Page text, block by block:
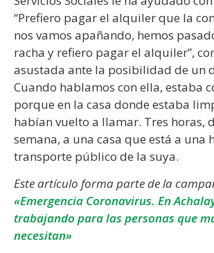
“Prefiero pagar el alquiler que la
nos vamos apañando, hemos
racha y refiero pagar el alquiler”,
asustada ante la posibilidad de un
Cuando hablamos con ella, estaba
porque en la casa donde estaba
habían vuelto a llamar. Tres horas,
semana, a una casa que está a una
transporte público de la suya.
Este artículo forma parte de la
«Emergencia Coronavirus. En
trabajando para las personas que
necesitan»